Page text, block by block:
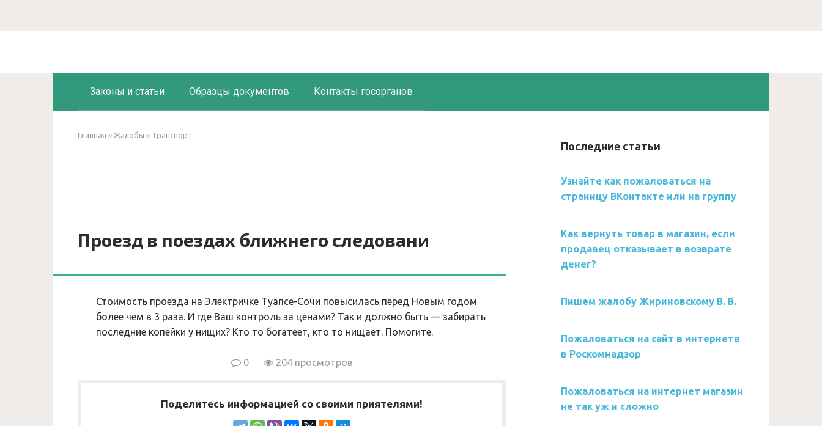
Законы и статьи Образцы документов Контакты госорганов
Главная » Жалобы » Транспорт
Проезд в поездах ближнего следовани
Стоимость проезда на Электричке Туапсе-Сочи повысилась перед Новым годом
более чем в 3 раза. И где Ваш контроль за ценами? Так и должно быть — забирать
последние копейки у нищих? Кто то богатеет, кто то нищает. Помогите.
0 204 просмотров
Поделитесь информацией со своими приятелями!
Последние статьи
Узнайте как пожаловаться на
страницу ВКонтакте или на группу
Как вернуть товар в магазин, если
продавец отказывает в возврате
денег?
Пишем жалобу Жириновскому В. В.
Пожаловаться на сайт в интернете
в Роскомнадзор
Пожаловаться на интернет магазин
не так уж и сложно